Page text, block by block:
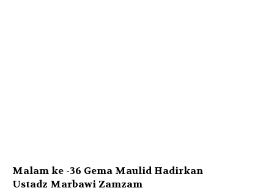
Malam ke -36 Gema Maulid Hadirkan
Ustadz Marbawi Zamzam